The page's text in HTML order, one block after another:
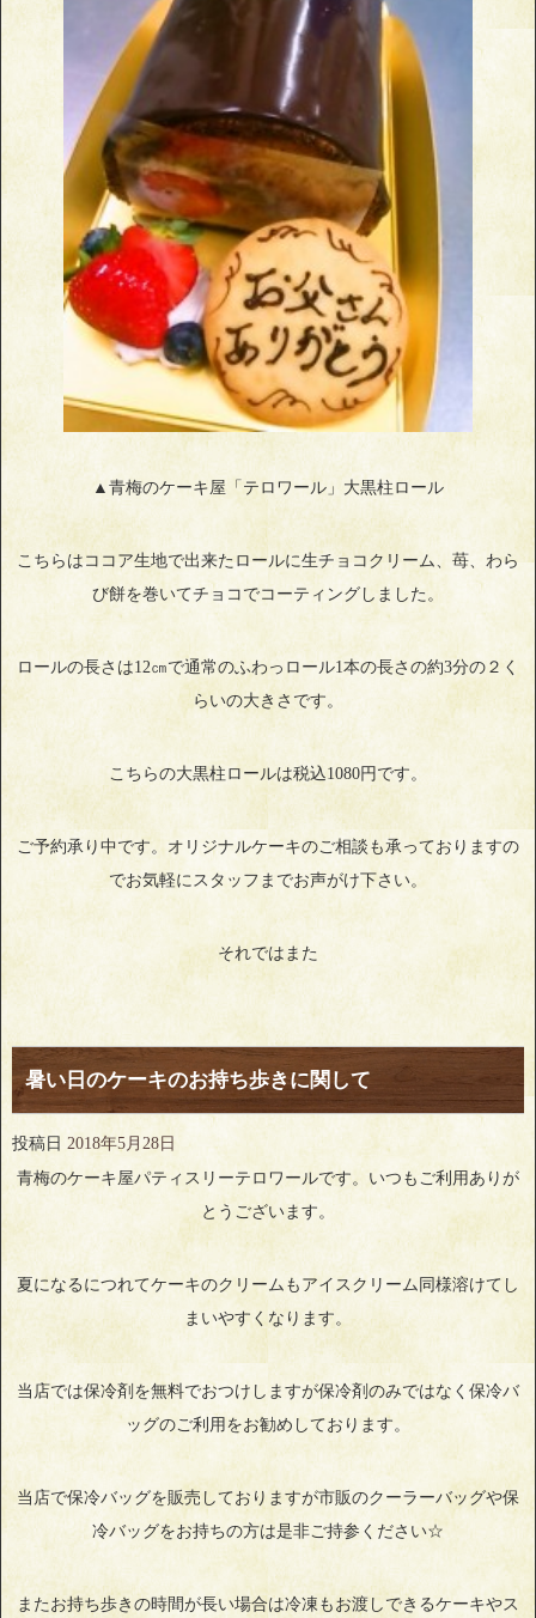
▲青梅のケーキ屋「テロワール」大黒柱ロール
こちらはココア生地で出来たロールに生チョコクリーム、苺、わら
び餅を巻いてチョコでコーティングしました。
ロールの長さは12㎝で通常のふわっロール1本の長さの約3分の２く
らいの大きさです。
こちらの大黒柱ロールは税込1080円です。
ご予約承り中です。オリジナルケーキのご相談も承っておりますの
でお気軽にスタッフまでお声がけ下さい。
それではまた
暑い日のケーキのお持ち歩きに関して
投稿日 2018年5月28日
青梅のケーキ屋パティスリーテロワールです。いつもご利用ありが
とうございます。
夏になるにつれてケーキのクリームもアイスクリーム同様溶けてし
まいやすくなります。
当店では保冷剤を無料でおつけしますが保冷剤のみではなく保冷バ
ッグのご利用をお勧めしております。
当店で保冷バッグを販売しておりますが市販のクーラーバッグや保
冷バッグをお持ちの方は是非ご持参ください☆
またお持ち歩きの時間が長い場合は冷凍もお渡しできるケーキやス